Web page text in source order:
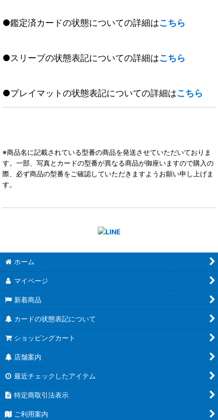
●鑑定済カードの状態についての詳細はこちら
●スリーブの状態表記についての詳細はこちら
●プレイマットの状態表記についての詳細はこちら
※商品名に記載されている型番の商品を発送させていただいておりま
す。一部、写真とカードの型番が異なる商品が御座いますので購入の
際、必ず商品の型番をご確認していただきますようお願い申し上げま
す。
ホーム
マイページ
新着商品
カードの状態表記について
ショッピングカート
店舗案内
最近チェックしたアイテム
特定商取引法表示
ご利用案内